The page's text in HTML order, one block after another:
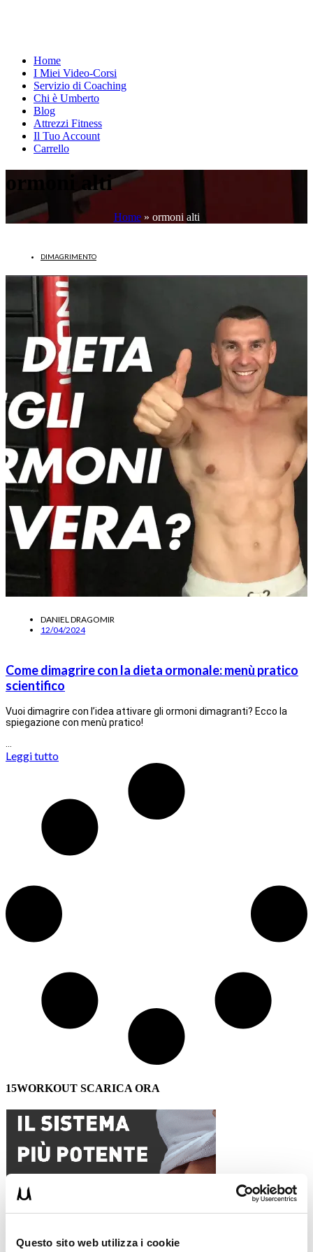
Questo sito web utilizza i cookie
Home
I Miei Video-Corsi
Servizio di Coaching
Chi è Umberto
Blog
Attrezzi Fitness
Il Tuo Account
Carrello
ormoni alti
Home» ormoni alti
DIMAGRIMENTO
DANIEL DRAGOMIR
12/04/2024
Come dimagrire con la dieta ormonale: menù pratico
scientifico
Vuoi dimagrire con l’idea attivare gli ormoni dimagranti? Ecco la
spiegazione con menù pratico!
Leggi tutto
15WORKOUT SCARICA ORA